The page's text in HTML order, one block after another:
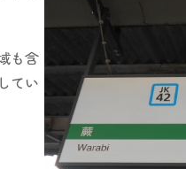
も含
てい